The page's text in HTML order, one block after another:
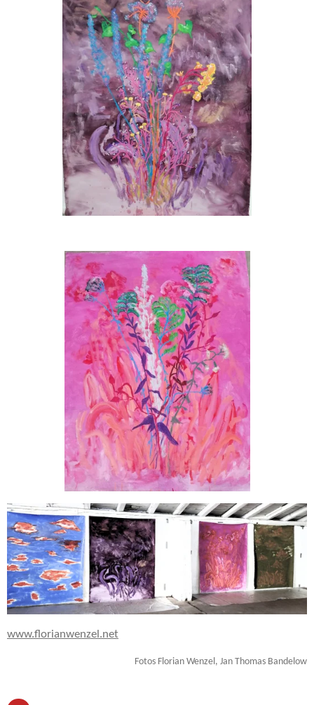
www.florianwenzel.net
Fotos Florian Wenzel, Jan Thomas Bandelow